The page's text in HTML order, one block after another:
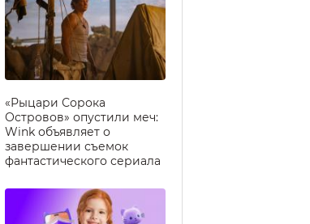
«Рыцари Сорока
Островов» опустили меч:
Wink объявляет о
завершении съемок
фантастического сериала